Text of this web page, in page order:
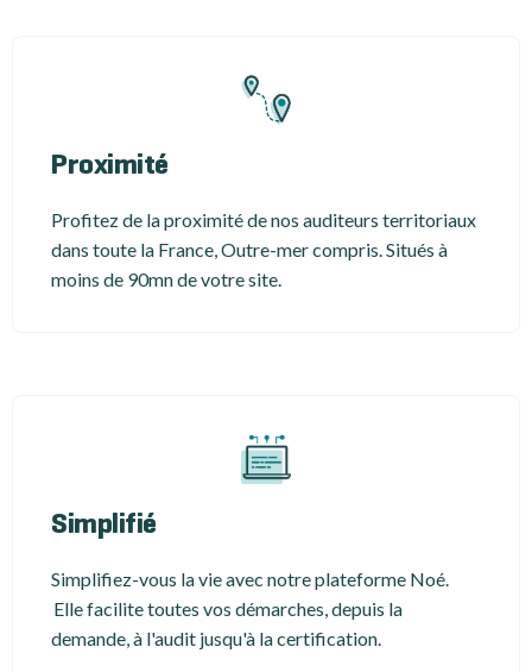
Proximité
Profitez de la proximité de nos auditeurs territoriaux
dans toute la France, Outre-mer compris. Situés à
moins de 90mn de votre site.
Simplifié
Simplifiez-vous la vie avec notre plateforme Noé.
Elle facilite toutes vos démarches, depuis la
demande, à l'audit jusqu'à la certification.